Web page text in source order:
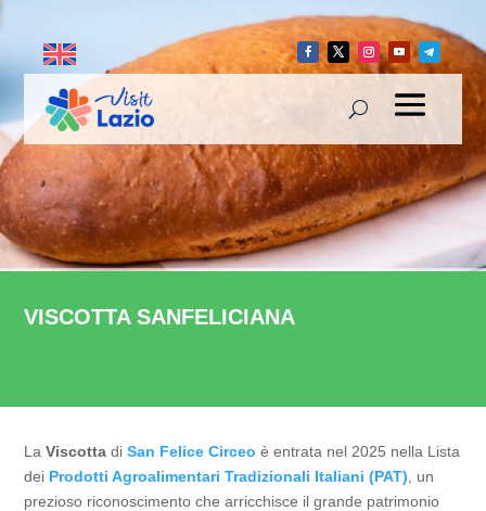
VISCOTTA SANFELICIANA
LaViscotta diSan Felice Circeo è entrata nel 2025 nella Lista
dei Prodotti Agroalimentari Tradizionali Italiani (PAT) , un
prezioso riconoscimento che arricchisce il grande patrimonio